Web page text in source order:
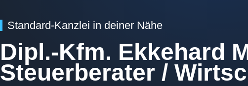
Standard-Kanzlei in deiner Nähe
Dipl.-Kfm. Ekkehard
Steuerberater /